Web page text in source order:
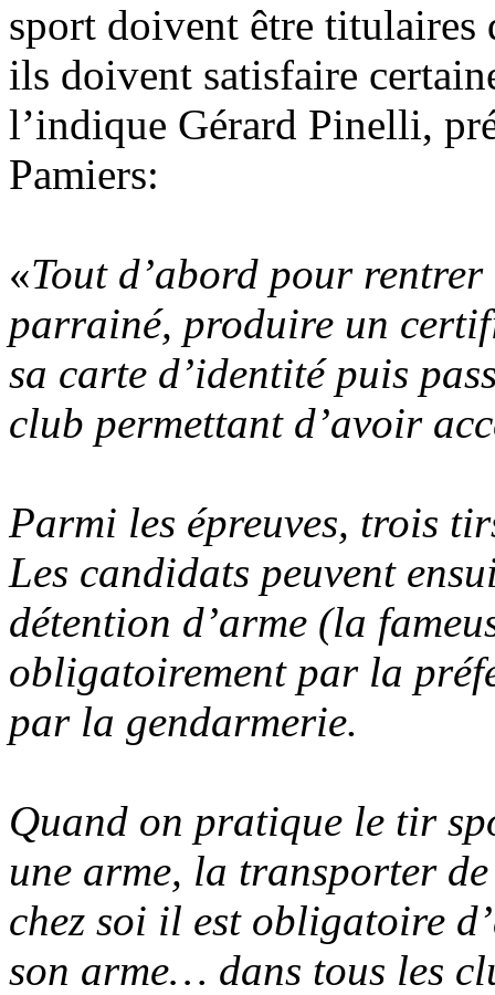
sport doivent être titulaires
ils doivent satisfaire
l’indique Gérard Pinelli,
Pamiers:
«Tout d’abord pour
parrainé, produire un
sa carte d’identité puis
club permettant d’avoir
Parmi les épreuves, trois
Les candidats peuvent
détention d’arme (la
obligatoirement par la
par la gendarmerie.
Quand on pratique le tir
une arme, la transporter
chez soi il est obligatoire
son arme… dans tous les